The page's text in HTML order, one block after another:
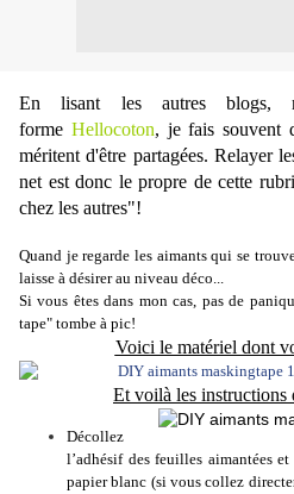
En lisant les autres blogs,
forme Hellocoton, je fais souvent
méritent d'être partagées. Relayer
net est donc le propre de cette
chez les autres"!
Quand je regarde les aimants qui se
laisse à désirer au niveau déco...
Si vous êtes dans mon cas, pas de
tape" tombe à pic!
Voici le matériel dont
Et voilà les instructions
Décollez
l’adhésif des feuilles aimantées
papier blanc (si vous collez